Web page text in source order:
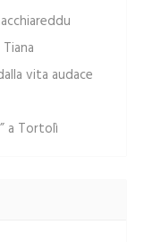
vita audace
a Tortolì